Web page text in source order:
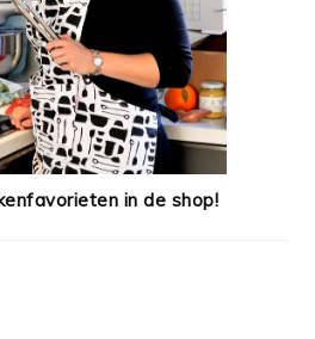
in de shop!